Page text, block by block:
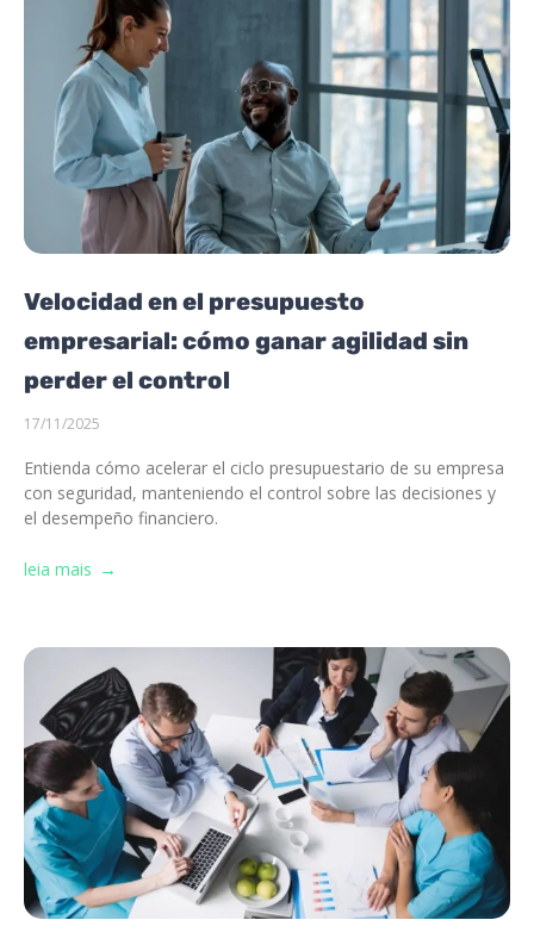
Velocidad en el presupuesto
empresarial: cómo ganar agilidad sin
perder el control
17/11/2025
Entienda cómo acelerar el ciclo presupuestario de su empresa
con seguridad, manteniendo el control sobre las decisiones y
el desempeño financiero.
leia mais